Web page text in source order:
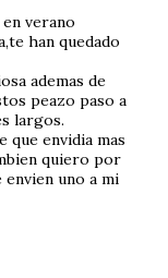
en verano
han quedado
ademas de
peazo paso a
largos.
que envidia mas
quiero por
uno a mi